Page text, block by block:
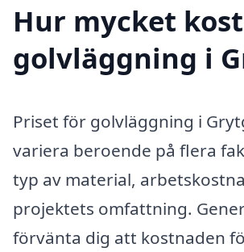
Hur mycket
golvläggning i
Priset för golvläggning i
variera beroende på flera
typ av material,
projektets omfattning.
förvänta dig att kostnaden